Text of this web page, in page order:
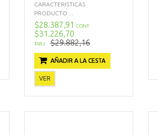
CARACTERISTICAS
PRODUCTO:...
$28.387,91 CONT
$31.226,70
TARJ $29.882,16
AÑADIR A LA CESTA
VER